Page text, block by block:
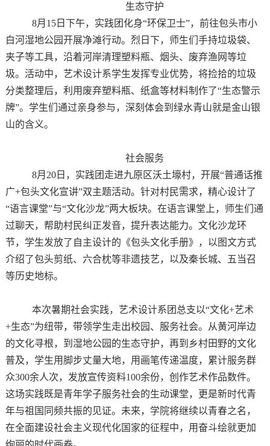
生态守护
8月15日下午，实践团化身“环保卫士”，前往包头市小
白河湿地公园开展净滩行动。烈日下，师生们手持垃圾袋、
夹子等工具，沿着河岸清理塑料瓶、烟头、废弃渔网等垃
圾。活动中，艺术设计系学生发挥专业优势，将捡拾的垃圾
分类整理后，利用废弃塑料瓶、纸盒等材料制作了“生态警示
牌”。学生们通过亲身参与，深刻体会到绿水青山就是金山银
山的含义。
社会服务
8月20日，实践团走进九原区沃土壕村，开展“普通话推
广+包头文化宣讲”双主题活动。针对村民需求，精心设计了
“语言课堂”与“文化沙龙”两大板块。在语言课堂上，师生们通
过聊天，帮助村民纠正发音，提升表达能力。文化沙龙环
节，学生发放了自主设计的《包头文化手册》，以图文方式
介绍了包头剪纸、六合枕等非遗技艺，以及秦长城、五当召
等历史地标。
本次暑期社会实践，艺术设计系团总支以“文化+艺术
+生态”为纽带，带领学生走出校园、服务社会。从黄河岸边
的文化寻根，到湿地公园的生态守护，再到乡村田野的文化
普及，学生用脚步丈量大地，用画笔传递温度，累计服务群
众300余人次，发放宣传资料100余份，创作艺术作品数件。
这场实践既是青年学子服务社会的生动课堂，更是新时代青
年与祖国同频共振的见证。未来，学院将继续以青春之名，
在全面建设社会主义现代化国家的征程中，用奋斗绘就更加